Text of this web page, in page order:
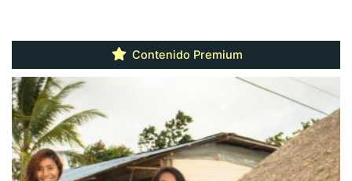
Contenido Premium